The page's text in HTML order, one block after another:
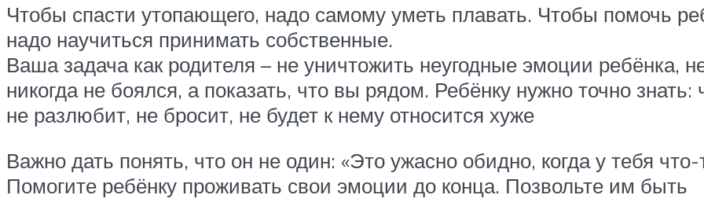
Чтобы спасти утопающего, надо самому уметь плавать. Чтобы помочь
надо научиться принимать собственные.
Ваша задача как родителя – не уничтожить неугодные эмоции ребёнка,
никогда не боялся, а показать, что вы рядом. Ребёнку нужно точно
не разлюбит, не бросит, не будет к нему относится хуже
Важно дать понять, что он не один: «Это ужасно обидно, когда у тебя что-
Помогите ребёнку проживать свои эмоции до конца. Позвольте им быть